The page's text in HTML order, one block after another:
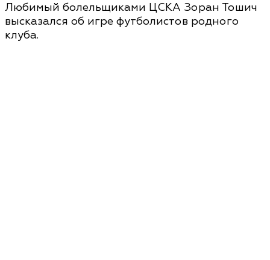
Любимый болельщиками ЦСКА Зоран Тошич
высказался об игре футболистов родного
клуба.